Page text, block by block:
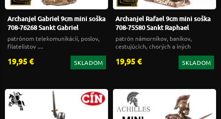
Archanjel Gabriel 9cm mini soška
708-76268 Sankt Gabriel
patrónom telekomunikácií, poslov,
filatelistov ....
19,95 € SKLADOM
Archanjel Rafael 9cm mini soška
708-75580 Sankt Raphael
patrón námorníkov, baníkov,
cestujúcich, chorých a iných
19,95 € SKLADOM